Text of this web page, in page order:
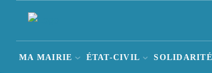
MA MAIRIE ÉTAT-CIVIL SOLIDARITÉ